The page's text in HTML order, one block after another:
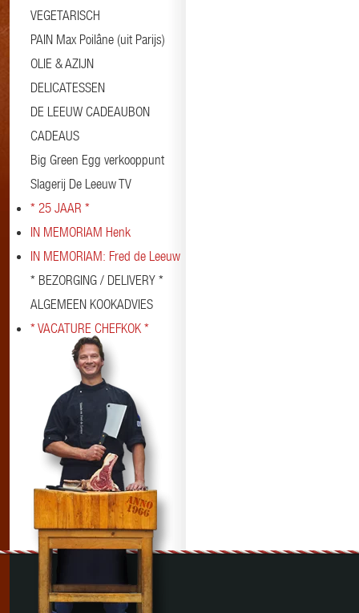
VEGETARISCH
PAIN Max Poilâne (uit Parijs)
OLIE & AZIJN
DELICATESSEN
DE LEEUW CADEAUBON
CADEAUS
Big Green Egg verkooppunt
Slagerij De Leeuw TV
* 25 JAAR *
IN MEMORIAM Henk
IN MEMORIAM: Fred de Leeuw
* BEZORGING / DELIVERY *
ALGEMEEN KOOKADVIES
* VACATURE CHEFKOK *